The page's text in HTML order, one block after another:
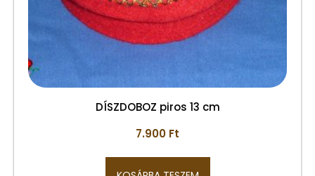
DÍSZDOBOZ piros 13 cm
7.900 Ft